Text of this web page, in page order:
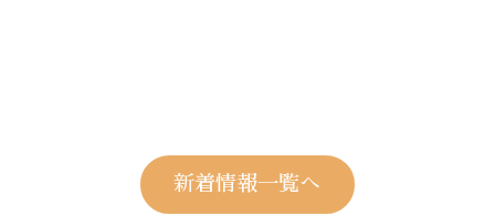
新着情報一覧へ